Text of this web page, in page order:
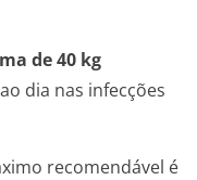
de 40 kg
dia nas infecções
recomendável é